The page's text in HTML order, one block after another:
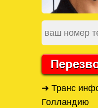
➜ Транс
Голландию